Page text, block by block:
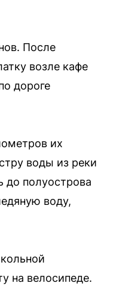
После
возле кафе
дороге
их
воды из реки
до полуострова
воду,
на велосипеде.